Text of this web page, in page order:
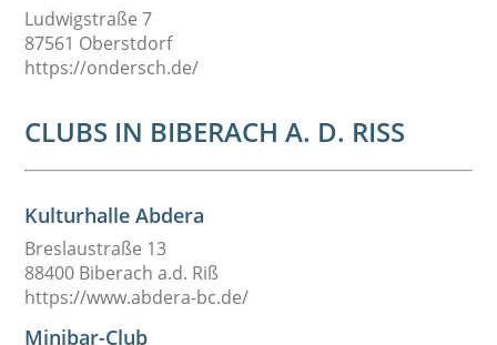
Ludwigstraße 7
87561 Oberstdorf
https://ondersch.de/
CLUBS IN BIBERACH A. D. RISS
Kulturhalle Abdera
Breslaustraße 13
88400 Biberach a.d. Riß
https://www.abdera-bc.de/
Minibar-Club